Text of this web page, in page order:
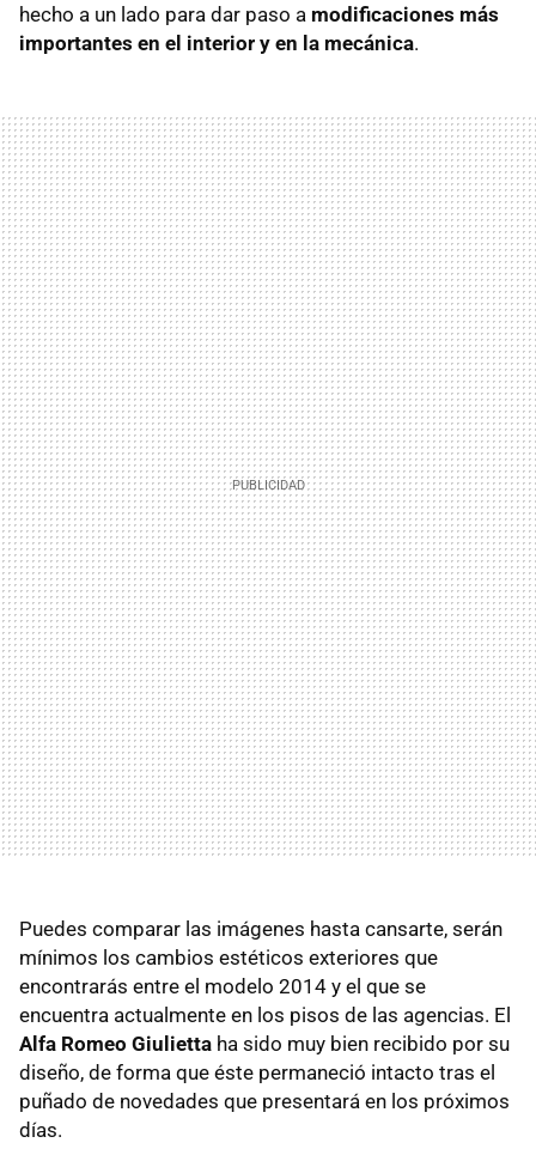
hecho a un lado para dar paso a modificaciones más
importantes en el interior y en la mecánica.
Puedes comparar las imágenes hasta cansarte, serán
mínimos los cambios estéticos exteriores que
encontrarás entre el modelo 2014 y el que se
encuentra actualmente en los pisos de las agencias. El
Alfa Romeo Giulietta ha sido muy bien recibido por su
diseño, de forma que éste permaneció intacto tras el
puñado de novedades que presentará en los próximos
días.